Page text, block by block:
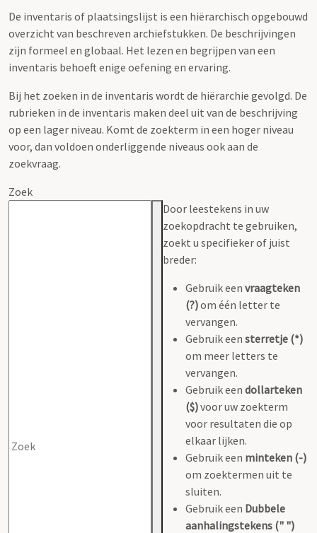
De inventaris of plaatsingslijst is een hiërarchisch opgebouwd
overzicht van beschreven archiefstukken. De beschrijvingen
zijn formeel en globaal. Het lezen en begrijpen van een
inventaris behoeft enige oefening en ervaring.
Bij het zoeken in de inventaris wordt de hiërarchie gevolgd. De
rubrieken in de inventaris maken deel uit van de beschrijving
op een lager niveau. Komt de zoekterm in een hoger niveau
voor, dan voldoen onderliggende niveaus ook aan de
zoekvraag.
Zoek
Door leestekens in uw
zoekopdracht te gebruiken,
zoekt u specifieker of juist
breder:
Gebruik een vraagteken
(?)om één letter te
vervangen.
Gebruik een sterretje (*)
om meer letters te
vervangen.
Gebruik een dollarteken
($)voor uw zoekterm
voor resultaten die op
elkaar lijken.
Gebruik een minteken (-)
om zoektermen uit te
sluiten.
Gebruik een Dubbele
aanhalingstekens (" ")